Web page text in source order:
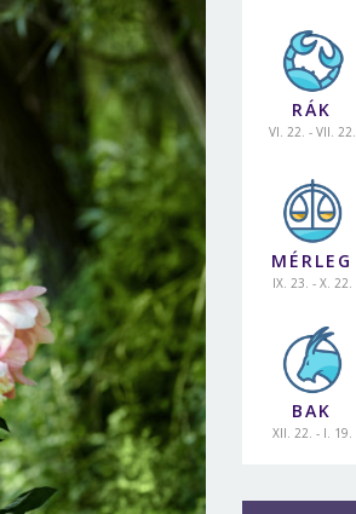
RÁK
VI. 22. - VII. 22.
MÉRLEG
IX. 23. - X. 22.
BAK
XII. 22. - I. 19.